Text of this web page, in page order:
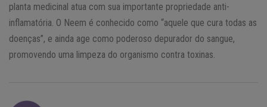
planta medicinal atua com sua importante propriedade anti-
inflamatória. O Neem é conhecido como “aquele que cura todas as
doenças”, e ainda age como poderoso depurador do sangue,
promovendo uma limpeza do organismo contra toxinas.